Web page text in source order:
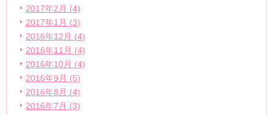
2017年2月 (4)
2017年1月 (3)
2016年12月 (4)
2016年11月 (4)
2016年10月 (4)
2016年9月 (5)
2016年8月 (4)
2016年7月 (3)